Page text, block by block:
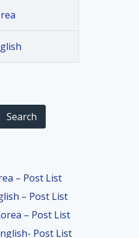
– Post List
– Post List
– Post List
Post List